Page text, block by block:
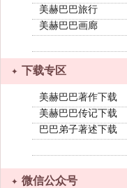
美赫巴巴旅行
美赫巴巴画廊
下载专区
美赫巴巴著作下载
美赫巴巴传记下载
巴巴弟子著述下载
微信公众号